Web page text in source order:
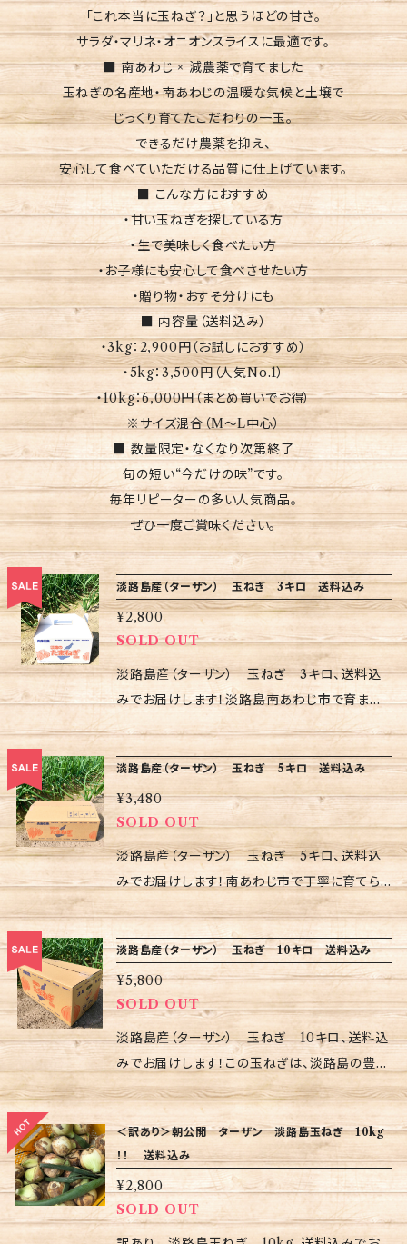
「これ本当に玉ねぎ？」と思うほどの甘さ。
サラダ・マリネ・オニオンスライスに最適です。
■ 南あわじ × 減農薬で育てました
玉ねぎの名産地・南あわじの温暖な気候と土壌で
じっくり育てたこだわりの一玉。
できるだけ農薬を抑え、
安心して食べていただける品質に仕上げています。
■ こんな方におすすめ
・甘い玉ねぎを探している方
・生で美味しく食べたい方
・お子様にも安心して食べさせたい方
・贈り物・おすそ分けにも
■ 内容量（送料込み）
・3kg：2,900円（お試しにおすすめ）
・5kg：3,500円（人気No.1）
・10kg：6,000円（まとめ買いでお得）
※サイズ混合（M〜L中心）
■ 数量限定・なくなり次第終了
旬の短い“今だけの味”です。
毎年リピーターの多い人気商品。
ぜひ一度ご賞味ください。
淡路島産（ターザン） 玉ねぎ 3キロ 送料込み
¥2,800
SOLD OUT
淡路島産（ターザン） 玉ねぎ 3キロ、送料込
みでお届けします！淡路島南あわじ市で育まれ
たこのターザン玉ねぎは、減農薬で安心してお召
し上がりいただける最高級の品です。糖度が高
く、甘みが豊かなこの玉ねぎは、そのジューシー
さと旨味で口の中で広がります。 淡路島の豊か
な自然環境と、地元農家の愛情を込めて育てら
れた玉ねぎは、素材本来の美味しさを体感でき
る逸品です。料理にはもちろん、生でもその美味
しさをお楽しみいただけます。食卓に彩りを添え
るターザン玉ねぎは、家族や友人との食事をより
一層楽しくすることでしょう。 "ターザン"というネ
ーミングには、玉ねぎのフレッシュな旨味がダイ
ナミックに感じられるような意味が込められて
います。この特別な味わいをぜひご堪能くださ
い！あなたの食生活に淡路島の自然の恵みをお
しの良い冷暗所で保存してください。
淡路島産（ターザン） 玉ねぎ 5キロ 送料込み
¥3,480
SOLD OUT
淡路島産（ターザン） 玉ねぎ 5キロ、送料込
みでお届けします！南あわじ市で丁寧に育てら
れたターザン玉ねぎは、甘みが強く、サクッとし
た食感が特徴です。料理に使うだけでなく、生で
サラダなどにも最適で、あなたの食卓に彩りを添
えます。 淡路島の豊かな土壌と気候で栽培され
たこの玉ねぎは、当地の農家の情熱が込められ
ています。一つ一つの玉ねぎは、まさに「ほんまも
ん」の味わいで、日々の食事をより特別なものに
することでしょう。 「ターザン」という名には、この
玉ねぎの豊かな甘みが、まるでジャングルを舞う
ターザンのようにあなたの味覚を旅させるという
意味が込められています。新鮮な淡路島産ター
ザン玉ねぎの美味しさを、ぜひお楽しみくださ
い！ ※玉ねぎは直射日光を避け、冷暗所で保管
してください。
淡路島産（ターザン） 玉ねぎ 10キロ 送料込み
¥5,800
SOLD OUT
淡路島産（ターザン） 玉ねぎ 10キロ、送料込
みでお届けします！この玉ねぎは、淡路島の豊か
な自然によって育まれた特別な品であり、甘みと
旨味がぎゅっと詰まっています。お料理に使うだ
けでなく、生食としてもその美味しさを堪能でき
ます。 ターザン玉ねぎは、特に糖度が高く、ジュ
ーシーな食感が特徴です。毎日の食卓に彩りを
添え、サラダや煮物、炒め物など、さまざまな料
＜訳あり＞朝公開 ターザン 淡路島玉ねぎ 10kg
！！ 送料込み
¥2,800
SOLD OUT